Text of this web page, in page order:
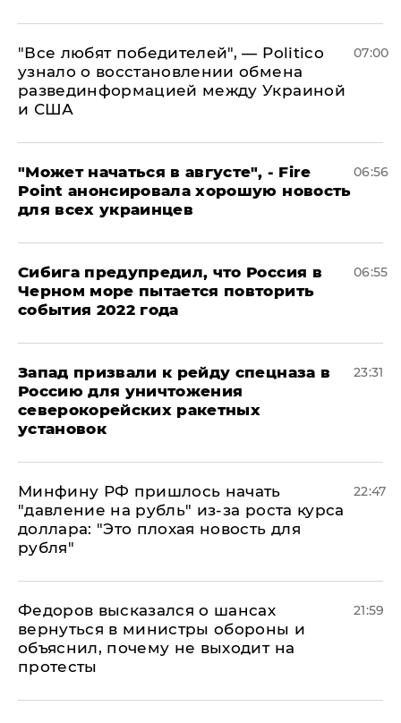
​"Все любят победителей", — Politico
узнало о восстановлении обмена
развединформацией между Украиной
и США
07:00
"Может начаться в августе", - Fire
Point анонсировала хорошую новость
для всех украинцев
06:56
Сибига предупредил, что Россия в
Черном море пытается повторить
события 2022 года
06:55
Запад призвали к рейду спецназа в
Россию для уничтожения
северокорейских ракетных
установок
23:31
Минфину РФ пришлось начать
"давление на рубль" из-за роста курса
доллара: "Это плохая новость для
рубля"
22:47
Федоров высказался о шансах
вернуться в министры обороны и
объяснил, почему не выходит на
протесты
21:59